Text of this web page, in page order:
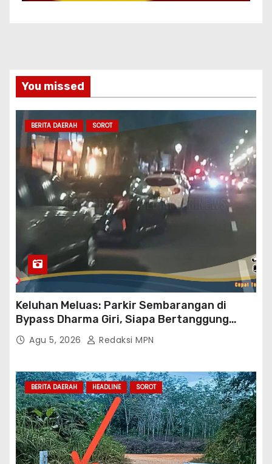
You missed
BERITA DAERAH SOROT
Keluhan Meluas: Parkir Sembarangan di
Bypass Dharma Giri, Siapa Bertanggung
Jawab?
Agu 5, 2026 Redaksi MPN
BERITA DAERAH HEADLINE SOROT